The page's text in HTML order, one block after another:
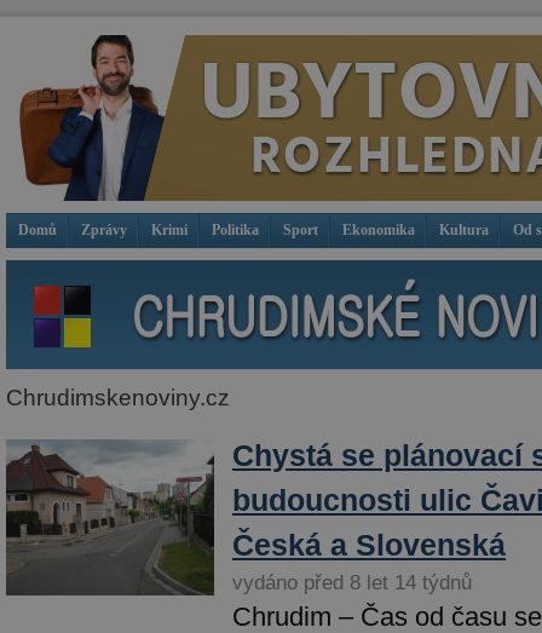
Domů Zprávy Krimi Politika Sport Ekonomika Kultura Od
Chrudimskenoviny.cz
Chystá se plánovací
budoucnosti ulic
Česká a Slovenská
vydáno před 8 let 14 týdnů
Chrudim – Čas od času